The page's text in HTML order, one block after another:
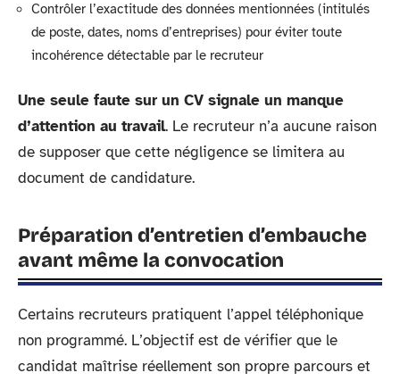
Contrôler l’exactitude des données mentionnées (intitulés
de poste, dates, noms d’entreprises) pour éviter toute
incohérence détectable par le recruteur
Une seule faute sur un CV signale un manque
d’attention au travail. Le recruteur n’a aucune raison
de supposer que cette négligence se limitera au
document de candidature.
Préparation d’entretien d’embauche
avant même la convocation
Certains recruteurs pratiquent l’appel téléphonique
non programmé. L’objectif est de vérifier que le
candidat maîtrise réellement son propre parcours et